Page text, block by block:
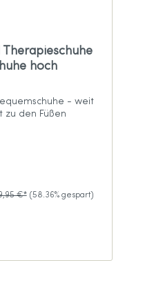
hoch
- weit
zu den Füßen
€* (58.36% gespart)